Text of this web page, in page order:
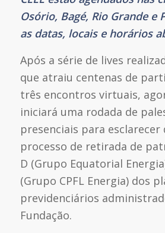
Osório, Bagé, Rio Grande e
as datas, locais e horários
Após a série de lives
que atraiu centenas de
três encontros virtuais,
iniciará uma rodada de
presenciais para esclarecer
processo de retirada de
D (Grupo Equatorial
(Grupo CPFL Energia) dos
previdenciários
Fundação.